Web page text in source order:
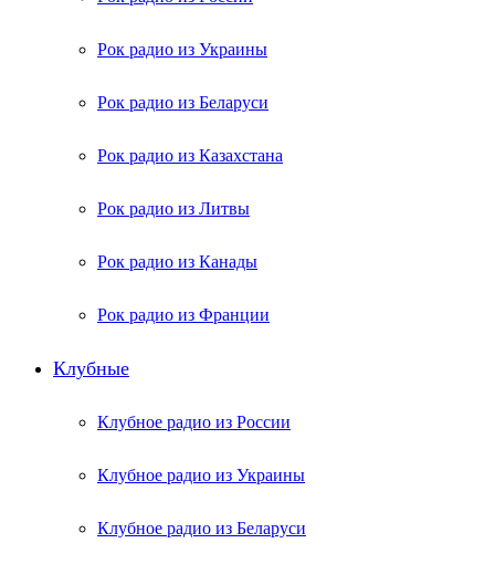
Рок радио из Украины
Рок радио из Беларуси
Рок радио из Казахстана
Рок радио из Литвы
Рок радио из Канады
Рок радио из Франции
Клубные
Клубное радио из России
Клубное радио из Украины
Клубное радио из Беларуси